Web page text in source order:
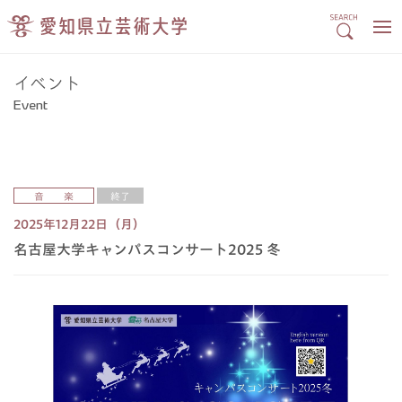
イベント
Event
音 楽 終了
2025年12月22日（月）
名古屋大学キャンパスコンサート2025 冬